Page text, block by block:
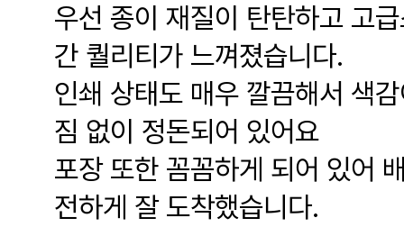
우선 종이 재질이 탄탄하고 고
간 퀄리티가 느껴졌습니다.
인쇄 상태도 매우 깔끔해서 색
짐 없이 정돈되어 있어요
포장 또한 꼼꼼하게 되어 있어
전하게 잘 도착했습니다.